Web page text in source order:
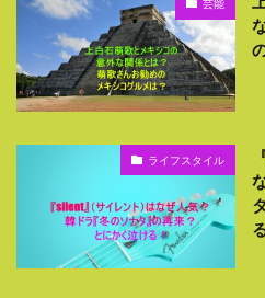
芸能
ライフスタイル